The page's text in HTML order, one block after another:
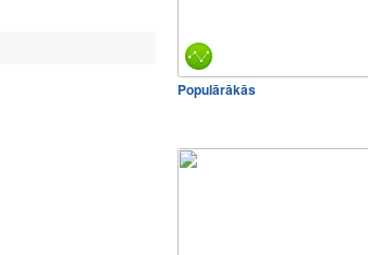
Populārākās